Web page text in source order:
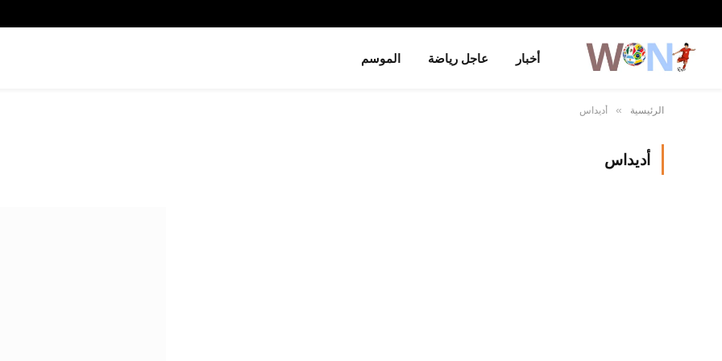
أخبار عاجل رياضة الموسم
الرئيسية » أديداس
أديداس